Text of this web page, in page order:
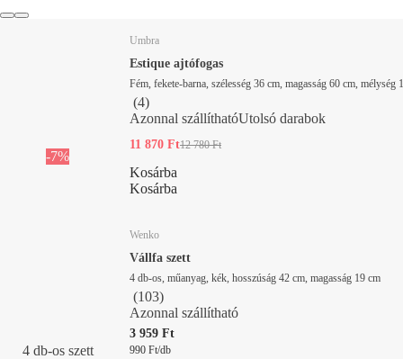
-7%
Umbra
Estique ajtófogas
Fém, fekete-barna, szélesség 36 cm, magasság 60 cm, mélység
(4)
Azonnal szállíthatóUtolsó darabok
11 870 Ft12 780 Ft
Kosárba
Kosárba
4 db-os szett
Wenko
Vállfa szett
4 db-os, műanyag, kék, hosszúság 42 cm, magasság 19 cm
(103)
Azonnal szállítható
3 959 Ft
990 Ft/db